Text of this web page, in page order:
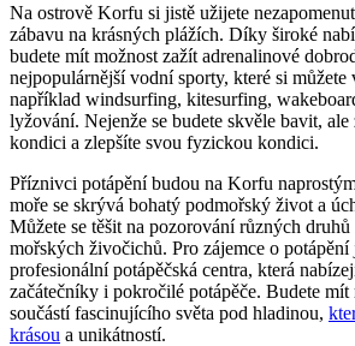
Na ostrově Korfu si jistě užijete
zábavu na krásných plážích. Díky široké
budete mít možnost zažít adrenalinové
nejpopulárnější vodní sporty, které si můžete
například windsurfing, kitesurfing,
lyžování. Nejenže se budete skvěle bavit,
kondici a zlepšíte svou fyzickou kondici.
Příznivci potápění budou na Korfu
moře se skrývá bohatý podmořský život a
Můžete se těšit na pozorování různých druhů
mořských živočichů. Pro zájemce o
profesionální potápěčská centra, která
začátečníky i pokročilé potápěče. Budete mít
součástí fascinujícího světa pod hladinou,
krásou a unikátností.